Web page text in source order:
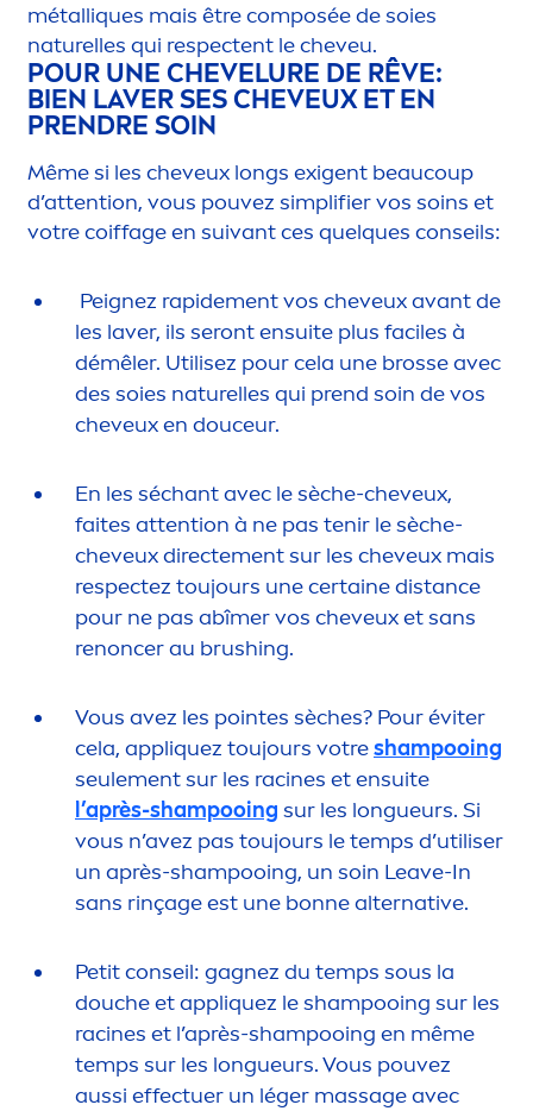
métalliques mais être composée de soies
naturelles qui respectent le cheveu.
POUR UNE CHEVELURE DE RÊVE:
BIEN LAVER SES CHEVEUX ET EN
PRENDRE SOIN
Même si les cheveux longs exigent beaucoup
d’attention, vous pouvez simplifier vos soins et
votre coiffage en suivant ces quelques conseils:
Peignez rapidement vos cheveux avant de
les laver, ils seront ensuite plus faciles à
démêler. Utilisez pour cela une brosse avec
des soies naturelles qui prend soin de vos
cheveux en douceur.
En les séchant avec le sèche-cheveux,
faites attention à ne pas tenir le sèche-
cheveux directement sur les cheveux mais
respectez toujours une certaine distance
pour ne pas abîmer vos cheveux et sans
renoncer au brushing.
Vous avez les pointes sèches? Pour éviter
cela, appliquez toujours votreshampooing
seulement sur les racines et ensuite
l’après-shampooing sur les longueurs. Si
vous n’avez pas toujours le temps d’utiliser
un après-shampooing, un soin Leave-In
sans rinçage est une bonne alternative.
Petit conseil: gagnez du temps sous la
douche et appliquez le shampooing sur les
racines et l’après-shampooing en même
temps sur les longueurs. Vous pouvez
aussi effectuer un léger massage avec